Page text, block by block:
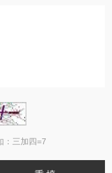
：三加四=7